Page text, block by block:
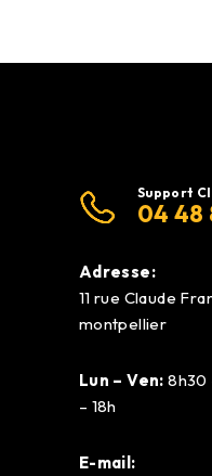
Support
04 48
Adresse:
11 rue Claude
montpellier
Lun – Ven: 8h30
– 18h
E-mail: